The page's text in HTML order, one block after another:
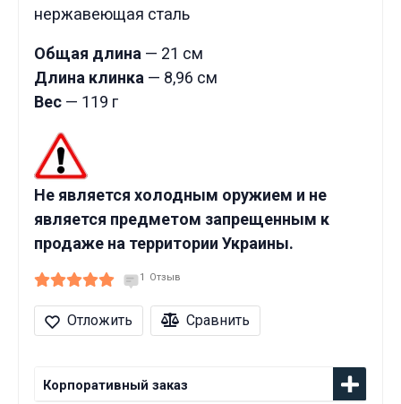
нержавеющая сталь
Общая длина — 21 см
Длина клинка — 8,96 см
Вес — 119 г
Не является холодным оружием и не
является предметом запрещенным к
продаже на территории Украины.
1 Отзыв
Отложить Сравнить
Корпоративный заказ